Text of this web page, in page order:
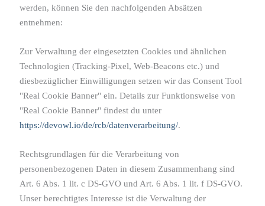
werden, können Sie den nachfolgenden Absätzen
entnehmen:
Zur Verwaltung der eingesetzten Cookies und ähnlichen
Technologien (Tracking-Pixel, Web-Beacons etc.) und
diesbezüglicher Einwilligungen setzen wir das Consent Tool
"Real Cookie Banner" ein. Details zur Funktionsweise von
"Real Cookie Banner" findest du unter
https://devowl.io/de/rcb/datenverarbeitung/.
Rechtsgrundlagen für die Verarbeitung von
personenbezogenen Daten in diesem Zusammenhang sind
Art. 6 Abs. 1 lit. c DS-GVO und Art. 6 Abs. 1 lit. f DS-GVO.
Unser berechtigtes Interesse ist die Verwaltung der